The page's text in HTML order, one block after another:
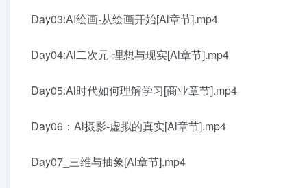
Day03:AI绘画-从绘画开始[Al章节].mp4
Day04:Al二次元-理想与现实[Al章节].mp4
Day05:Al时代如何理解学习[商业章节].mp4
Day06：Al摄影-虚拟的真实[Al章节].mp4
Day07_三维与抽象[Al章节].mp4